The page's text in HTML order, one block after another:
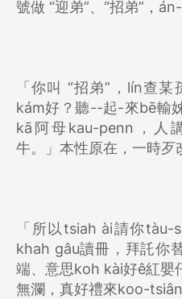
號做 “迎弟”、“招弟”，
「你叫 “招弟”，lín查
kám好？聽--起-來bē輸
kā阿母kau-penn，人
牛。」本性原在，一時歹
「所以tsiah ài請你tàu-
khah gâu讀冊，拜託你
端、意思koh kài好ê紅嬰
無瀾，真好禮來koo-